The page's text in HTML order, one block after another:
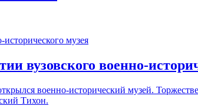
вузовского военно-
военно-исторический музей.
Тихон.